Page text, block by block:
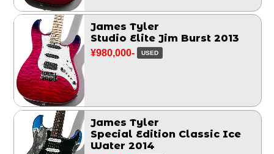
James Tyler
Studio Elite Jim Burst 2013
¥980,000- USED
James Tyler
Special Edition Classic Ice
Water 2014